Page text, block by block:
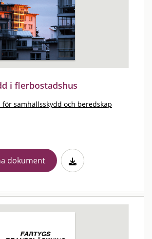
i flerbostadshus
samhällsskydd och beredskap
dokument